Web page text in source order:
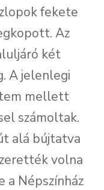
fekete
Az
két
A jelenlegi
mellett
számoltak.
alá bújtatva
volna
a Népszínház